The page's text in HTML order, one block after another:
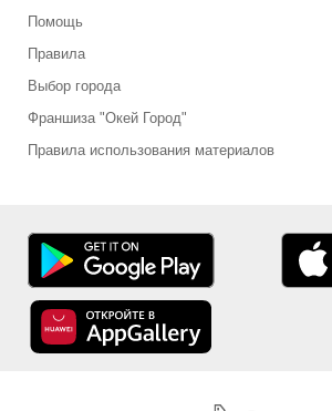
Помощь
Правила
Выбор города
Франшиза "Окей Город"
Правила использования материалов